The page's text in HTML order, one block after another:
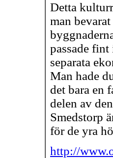
Detta
man
passade
separata
Man hade
det bara en
delen av
Smedstorp
för de yra
http://